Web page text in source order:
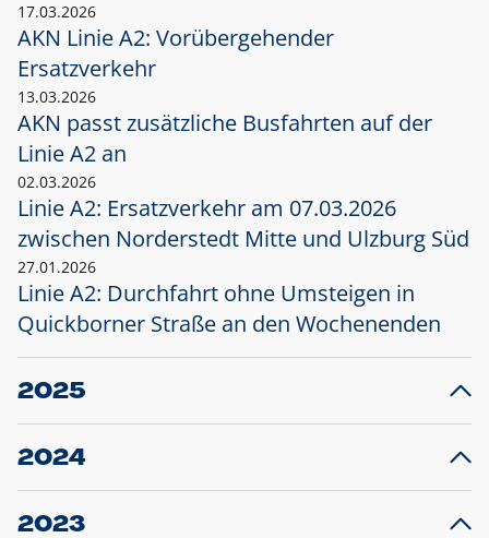
17.03.2026
AKN Linie A2: Vorübergehender
Ersatzverkehr
13.03.2026
AKN passt zusätzliche Busfahrten auf der
Linie A2 an
02.03.2026
Linie A2: Ersatzverkehr am 07.03.2026
zwischen Norderstedt Mitte und Ulzburg Süd
27.01.2026
Linie A2: Durchfahrt ohne Umsteigen in
Quickborner Straße an den Wochenenden
2025
23.12.2025
Projekt S5: Start der Bauarbeiten am
2024
10.12.2024
Großprojekt S5: Sperrung der Bahnstraße in
2023